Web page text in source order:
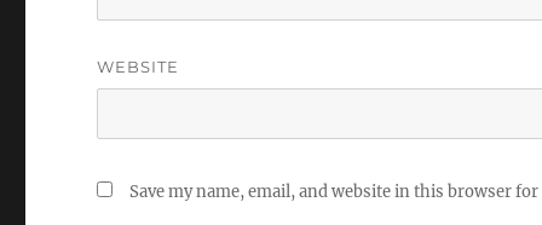
WEBSITE
Save my name, email, and website in this browser